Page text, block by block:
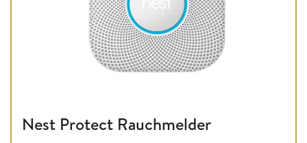
Nest Protect Rauchmelder